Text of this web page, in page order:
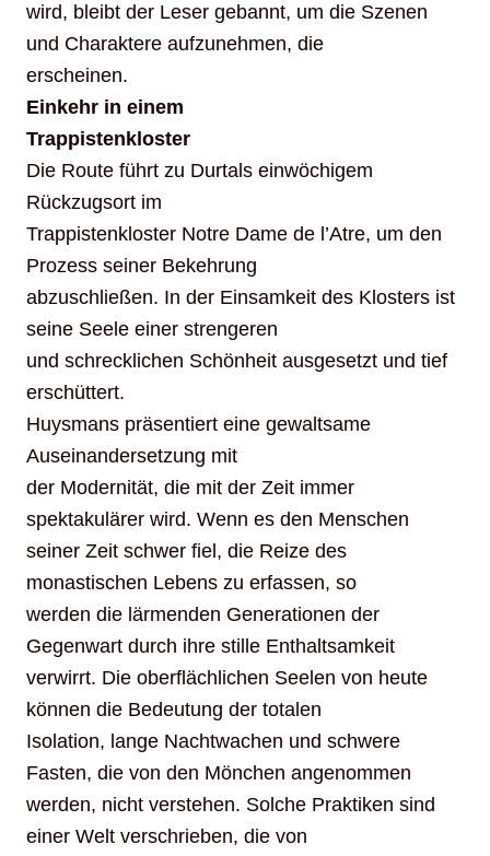
wird, bleibt der Leser gebannt, um die Szenen
und Charaktere aufzunehmen, die
erscheinen.
Einkehr in einem
Trappistenkloster
Die Route führt zu Durtals einwöchigem
Rückzugsort im
Trappistenkloster Notre Dame de l’Atre, um den
Prozess seiner Bekehrung
abzuschließen. In der Einsamkeit des Klosters ist
seine Seele einer strengeren
und schrecklichen Schönheit ausgesetzt und tief
erschüttert.
Huysmans präsentiert eine gewaltsame
Auseinandersetzung mit
der Modernität, die mit der Zeit immer
spektakulärer wird. Wenn es den Menschen
seiner Zeit schwer fiel, die Reize des
monastischen Lebens zu erfassen, so
werden die lärmenden Generationen der
Gegenwart durch ihre stille Enthaltsamkeit
verwirrt. Die oberflächlichen Seelen von heute
können die Bedeutung der totalen
Isolation, lange Nachtwachen und schwere
Fasten, die von den Mönchen angenommen
werden, nicht verstehen. Solche Praktiken sind
einer Welt verschrieben, die von